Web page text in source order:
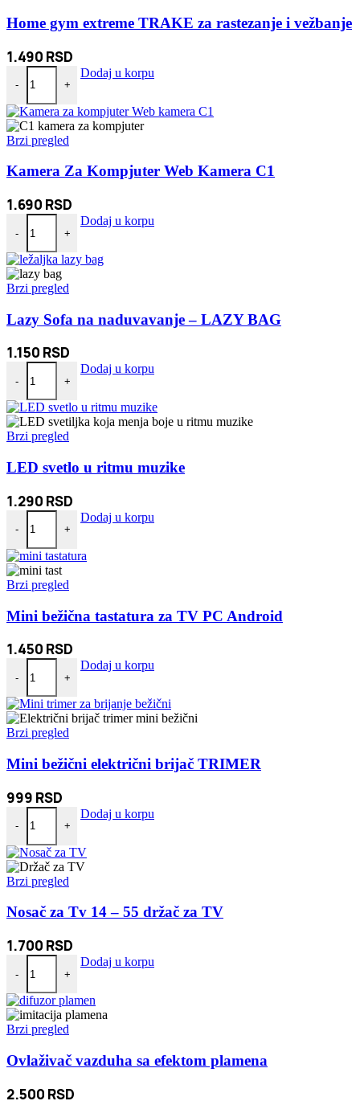
Home gym extreme TRAKE za rastezanje i vežbanje
1.490 RSD
-
Home gym extreme TRAKE za rastezanje i vežbanje količina
+
Dodaj u korpu
Brzi pregled
Kamera Za Kompjuter Web Kamera C1
1.690 RSD
-
Kamera Za Kompjuter Web Kamera C1 količina
+
Dodaj u korpu
Brzi pregled
Lazy Sofa na naduvavanje – LAZY BAG
1.150 RSD
-
Lazy Sofa na naduvavanje - LAZY BAG količina
+
Dodaj u korpu
Brzi pregled
LED svetlo u ritmu muzike
1.290 RSD
-
LED svetlo u ritmu muzike količina
+
Dodaj u korpu
Brzi pregled
Mini bežična tastatura za TV PC Android
1.450 RSD
-
Mini bežična tastatura za TV PC Android količina
+
Dodaj u korpu
Brzi pregled
Mini bežični električni brijač TRIMER
999 RSD
-
Mini bežični električni brijač TRIMER količina
+
Dodaj u korpu
Brzi pregled
Nosač za Tv 14 – 55 držač za TV
1.700 RSD
-
Nosač za Tv 14 - 55 držač za TV količina
+
Dodaj u korpu
Brzi pregled
Ovlaživač vazduha sa efektom plamena
2.500 RSD